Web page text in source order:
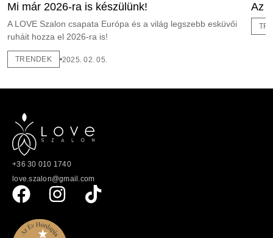
Mi már 2026-ra is készülünk!
A LOVE Szalon csapata Európa és a világ legszebb esküvői
ruháit hozza el 2026-ra is!
TRENDEK 2025. 02. 05.
Az
+36 30 010 1740
love.szalon@gmail.com